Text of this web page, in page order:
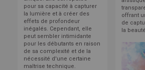
pour sa capacité à capturer
la lumière et à créer des
effets de profondeur
inégalés. Cependant, elle
peut sembler intimidante
pour les débutants en raison
de sa complexité et de la
nécessité d'une certaine
maîtrise technique.
offrant
de
la